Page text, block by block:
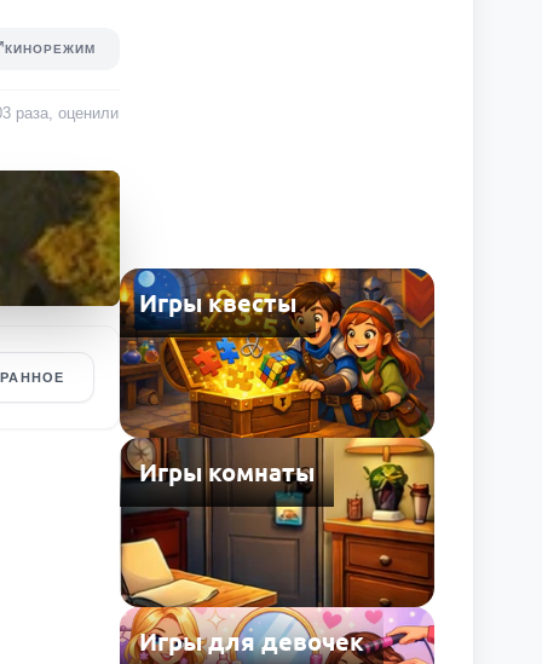
КИНОРЕЖИМ
раза, оценили
Игры квесты
Игры комнаты
Игры для девочек